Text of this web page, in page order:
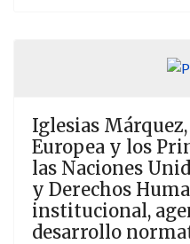
Iglesias
Europea y los
las Naciones
y Derechos
institucional,
desarrollo